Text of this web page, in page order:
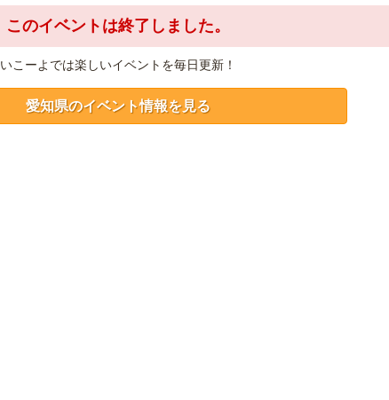
このイベントは終了しました。
いこーよでは楽しいイベントを毎日更新！
愛知県のイベント情報を見る